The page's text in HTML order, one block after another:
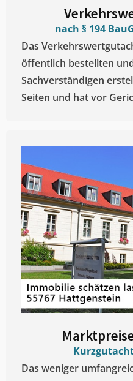
nach § 194
Das
öffentlich bestellten
Sachverständigen
Seiten und hat vor
Das weniger